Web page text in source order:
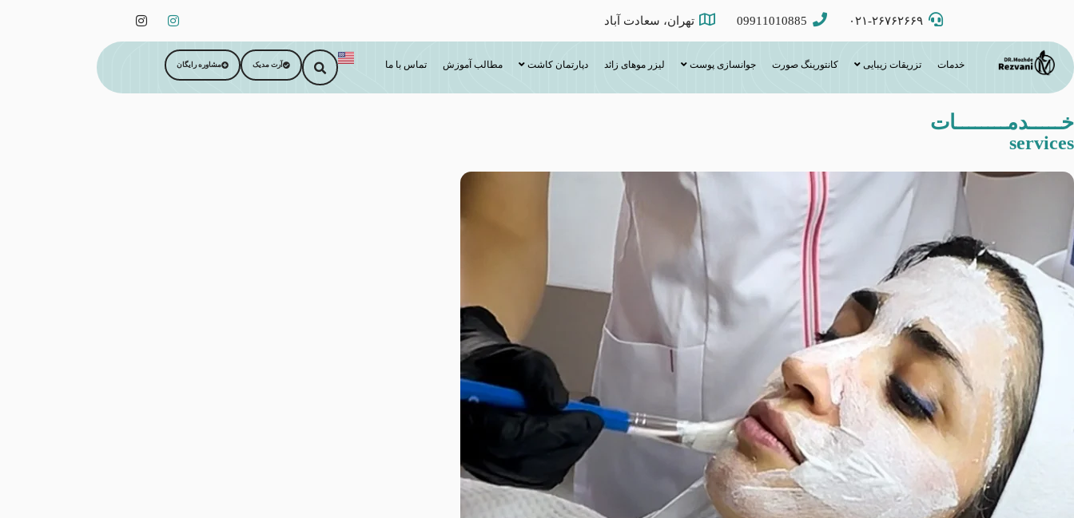
۰۲۱-۲۶۷۶۲۶۶۹ 09911010885 تهران، سعادت آباد
خدمات تزریقات زیبایی کانتورینگ صورت جوانسازی پوست لیزر موهای زائد دپارتمان کاشت مطالب آموزش تماس با ما آرت مدیک مشاوره رایگان
خـــــدمــــــــات
services